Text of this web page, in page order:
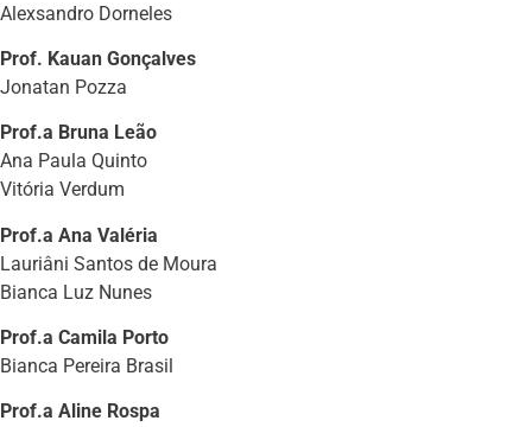
Alexsandro Dorneles
Prof. Kauan Gonçalves
Jonatan Pozza
Prof.a Bruna Leão
Ana Paula Quinto
Vitória Verdum
Prof.a Ana Valéria
Lauriâni Santos de Moura
Bianca Luz Nunes
Prof.a Camila Porto
Bianca Pereira Brasil
Prof.a Aline Rospa